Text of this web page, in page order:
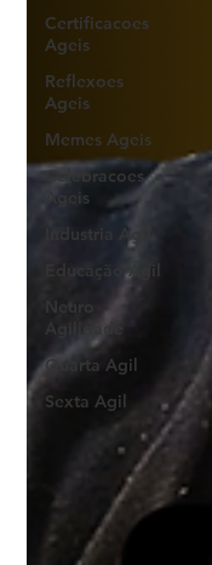
Certificacoes
Ageis
Reflexoes
Ageis
Memes Ageis
Celebracoes
Ageis
Industria Agil
Educação Ágil
Neuro
Agilidade
Quarta Agil
Sexta Agil